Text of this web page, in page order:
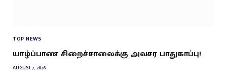
TOP NEWS
யாழ்ப்பாண சிறைச்சாலைக்கு அவசர பாதுகாப்பு!
AUGUST 7, 2026